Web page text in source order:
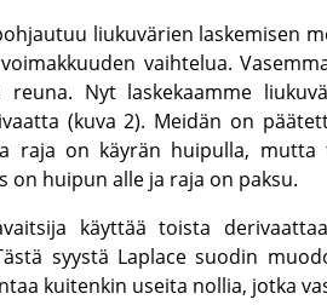
liukuvärien laskemisen
vaihtelua.
Nyt laskekaamme
(kuva 2). Meidän on
raja on käyrän huipulla,
on huipun alle ja raja on paksu.
käyttää toista
syystä Laplace suodin
kuitenkin useita nollia, jotka